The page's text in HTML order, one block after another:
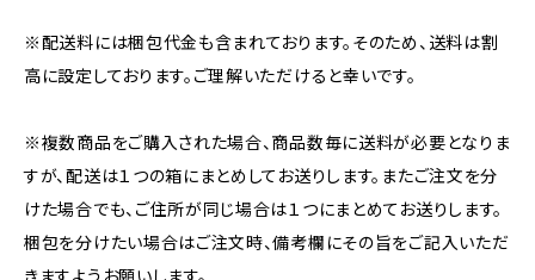
※配送料には梱包代金も含まれております。そのため、送料は割
高に設定しております。ご理解いただけると幸いです。
※複数商品をご購入された場合、商品数毎に送料が必要となりま
すが、配送は１つの箱にまとめしてお送りします。またご注文を分
けた場合でも、ご住所が同じ場合は１つにまとめてお送りします。
梱包を分けたい場合はご注文時、備考欄にその旨をご記入いただ
きますようお願いします。